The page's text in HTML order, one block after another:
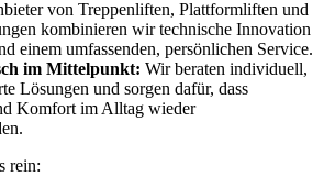
von Treppenliften, Plattformliften und
kombinieren wir technische Innovation
einem umfassenden, persönlichen Service.
im Mittelpunkt: Wir beraten individuell,
Lösungen und sorgen dafür, dass
Komfort im Alltag wieder
rein: